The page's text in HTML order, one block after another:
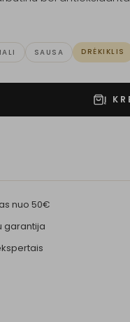
SAUSA DRĖKIKLIS
Į
nuo 50€
garantija